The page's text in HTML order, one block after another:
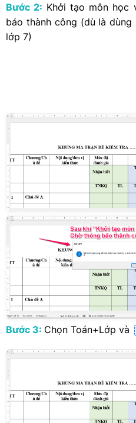
Bước 2: Khởi tạo môn học
báo thành công (dù là
lớp 7)
Bước 3: Chọn Toán+Lớp và